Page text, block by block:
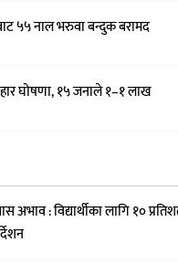
५५ नाल भरुवा बन्दुक बरामद
घोषणा, १५ जनाले १–१ लाख
अभाव : विद्यार्थीका लागि १०